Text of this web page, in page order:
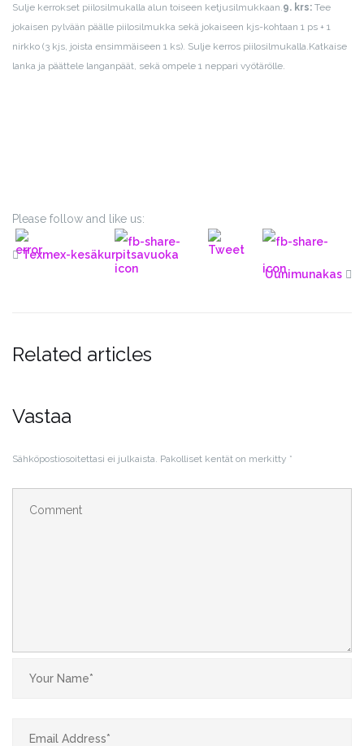
Sulje kerrokset piilosilmukalla alun toiseen ketjusilmukkaan.9. krs: Tee
jokaisen pylvään päälle piilosilmukka sekä jokaiseen kjs-kohtaan 1 ps + 1
nirkko (3 kjs, joista ensimmäiseen 1 ks). Sulje kerros piilosilmukalla.Katkaise
lanka ja päättele langanpäät, sekä ompele 1 neppari vyötärölle.
Please follow and like us:
Texmex-kesäkurpitsavuoka
Uunimunakas
Related articles
Vastaa
Sähköpostiosoitettasi ei julkaista. Pakolliset kentät on merkitty *